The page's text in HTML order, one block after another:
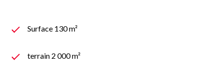
Surface 130 m²
terrain 2 000 m²